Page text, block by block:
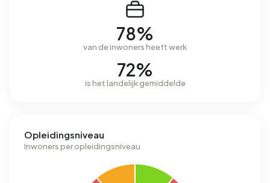
78%
van de inwoners heeft werk
72%
is het landelijk gemiddelde
Opleidingsniveau
Inwoners per opleidingsniveau